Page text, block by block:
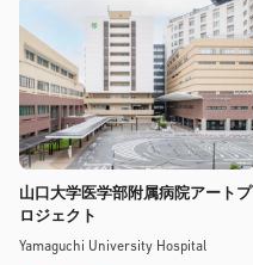
山口大学医学部附属病院アートプ
ロジェクト
Yamaguchi University Hospital